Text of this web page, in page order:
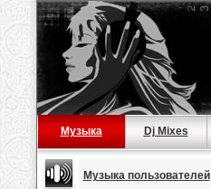
Музыка Dj Mixes
Музыка пользователей